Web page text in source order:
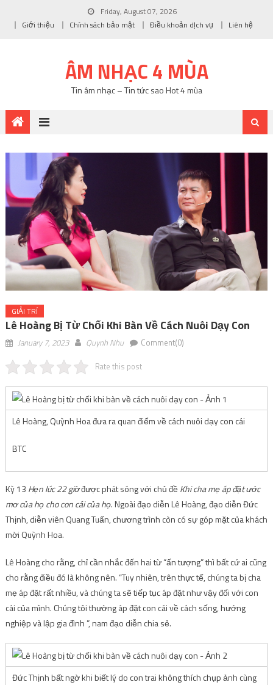
Friday, August 07, 2026
Giới thiệu
Chính sách bảo mật Điều khoản dịch vụ Liên hệ
ÂM NHẠC 4 MÙA
Tin âm nhạc – Tin tức sao Hot 4 mùa
GIẢI TRÍ
Lê Hoàng Bị Từ Chối Khi Bàn Về Cách Nuôi Dạy Con
January 7, 2023 Quynh Nhu Comment(0)
Rate this post
Lê Hoàng, Quỳnh Hoa đưa ra quan điểm về cách nuôi dạy con cái
BTC
Kỳ 13 Hẹn lúc 22 giờđược phát sóng với chủ đềKhi cha mẹ áp đặt ước
mơ của họ cho con cái của họ. Ngoài đạo diễn Lê Hoàng, đạo diễn Đức
Thịnh, diễn viên Quang Tuấn, chương trình còn có sự góp mặt của khách
mời Quỳnh Hoa.
Lê Hoàng cho rằng, chỉ cần nhắc đến hai từ “ấn tượng” thì bất cứ ai cũng
cho rằng điều đó là không nên. “Tuy nhiên, trên thực tế, chúng ta bị cha
mẹ áp đặt rất nhiều, và chúng ta sẽ tiếp tục áp đặt như vậy đối với con
cái của mình. Chúng tôi thường áp đặt con cái về cách sống, hướng
nghiệp và lập gia đình ”, nam đạo diễn chia sẻ.
Đức Thịnh bất ngờ khi biết lý do con trai không thích chụp ảnh cùng